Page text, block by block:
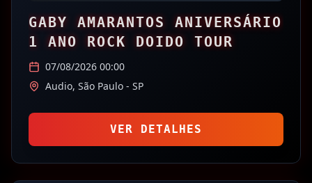
GABY AMARANTOS ANIVERSÁRIO
1 ANO ROCK DOIDO TOUR
07/08/2026 00:00
Audio, São Paulo - SP
VER DETALHES